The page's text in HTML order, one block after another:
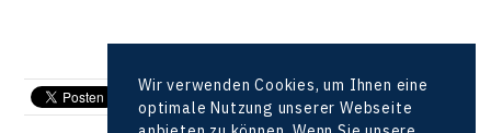
Wir verwenden Cookies, um Ihnen eine
optimale Nutzung unserer Webseite